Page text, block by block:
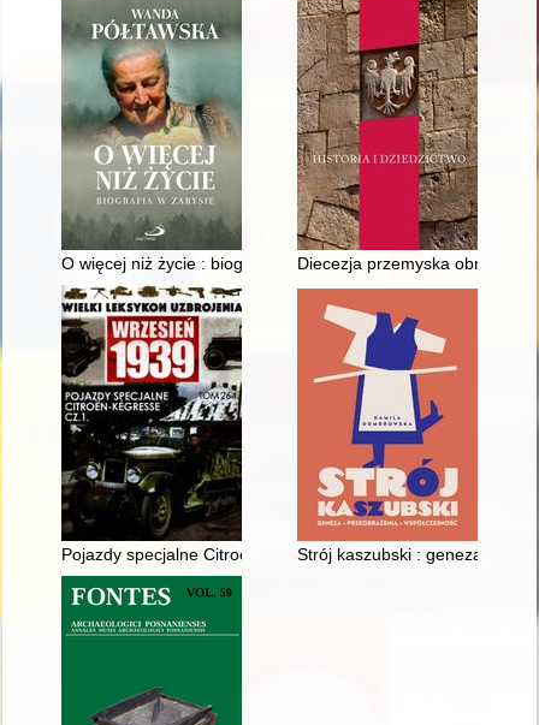
O więcej niż życie : biografia w zarysieDiecezja przemyska obrządku
Pojazdy specjalne Citroën-Kégresse. Cz. 1Strój kaszubski : geneza -